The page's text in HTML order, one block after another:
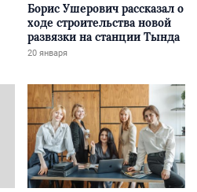
Борис Ушерович рассказал о
ходе строительства новой
развязки на станции Тында
20 января